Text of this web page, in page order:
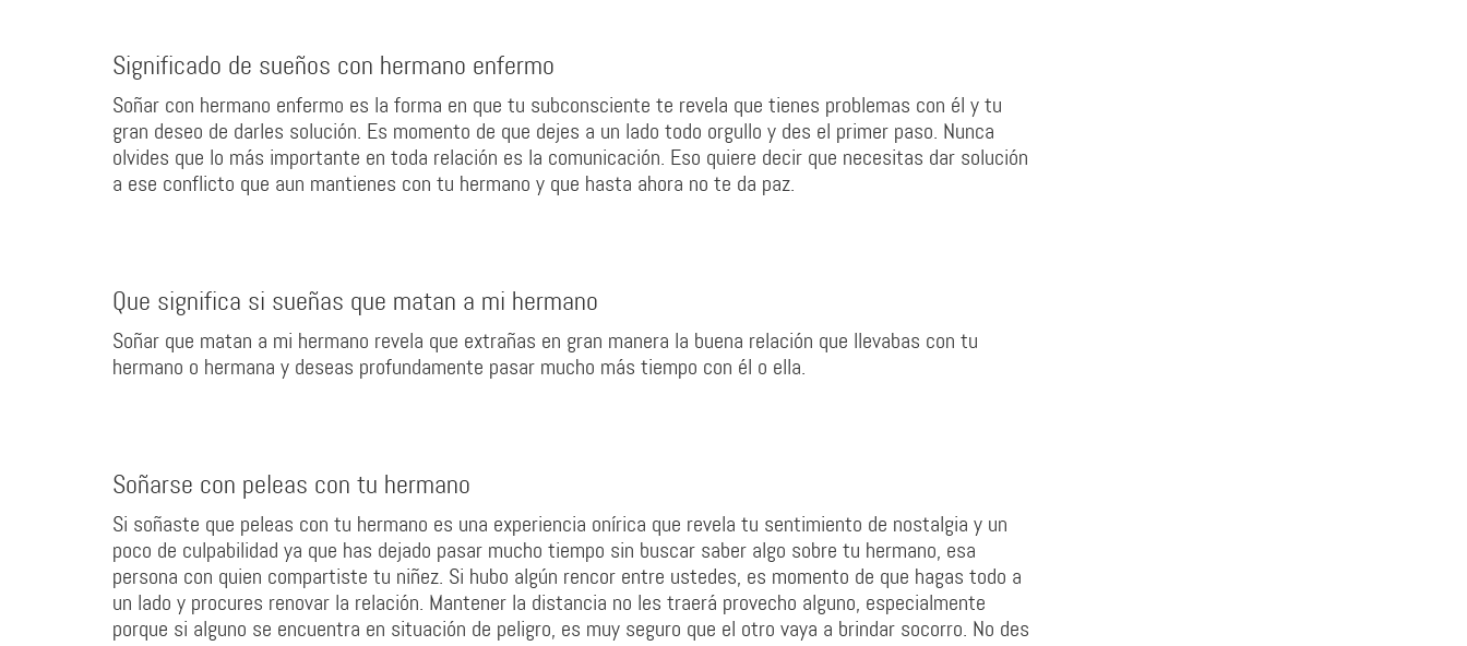
Significado de sueños con hermano enfermo
Soñar con hermano enfermo es la forma en que tu subconsciente te revela que tienes problemas con él y tu
gran deseo de darles solución. Es momento de que dejes a un lado todo orgullo y des el primer paso. Nunca
olvides que lo más importante en toda relación es la comunicación. Eso quiere decir que necesitas dar solución
a ese conflicto que aun mantienes con tu hermano y que hasta ahora no te da paz.
Que significa si sueñas que matan a mi hermano
Soñar que matan a mi hermano revela que extrañas en gran manera la buena relación que llevabas con tu
hermano o hermana y deseas profundamente pasar mucho más tiempo con él o ella.
Soñarse con peleas con tu hermano
Si soñaste que peleas con tu hermano es una experiencia onírica que revela tu sentimiento de nostalgia y un
poco de culpabilidad ya que has dejado pasar mucho tiempo sin buscar saber algo sobre tu hermano, esa
persona con quien compartiste tu niñez. Si hubo algún rencor entre ustedes, es momento de que hagas todo a
un lado y procures renovar la relación. Mantener la distancia no les traerá provecho alguno, especialmente
porque si alguno se encuentra en situación de peligro, es muy seguro que el otro vaya a brindar socorro. No des